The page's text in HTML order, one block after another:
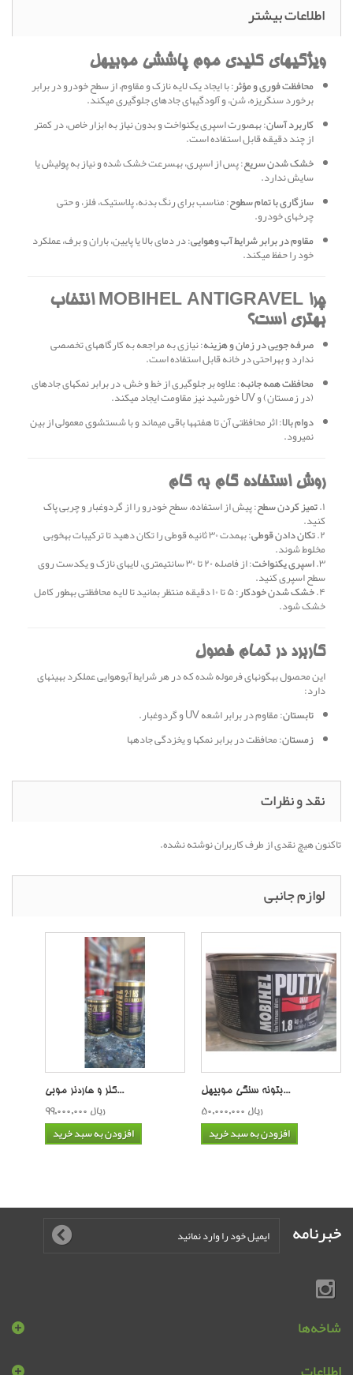
اطلاعات بیشتر
ویژگیهای کلیدی موم پاششی موبیهل
محافظت فوری و مؤثر: با ایجاد یک لایه نازک و مقاوم، از سطح خودرو در برابر
برخورد سنگریزه، شن، و آلودگیهای جادهای جلوگیری میکند.
کاربرد آسان: بهصورت اسپری یکنواخت و بدون نیاز به ابزار خاص، در کمتر
از چند دقیقه قابل استفاده است.
خشک شدن سریع: پس از اسپری، بهسرعت خشک شده و نیاز به پولیش یا
سایش ندارد.
سازگاری با تمام سطوح: مناسب برای رنگ بدنه، پلاستیک، فلز، و حتی
چرخهای خودرو.
مقاوم در برابر شرایط آب وهوایی: در دمای بالا یا پایین، باران و برف، عملکرد
خود را حفظ میکند.
چرا MOBIHEL ANTIGRAVEL انتخاب
بهتری است؟
صرفه جویی در زمان و هزینه: نیازی به مراجعه به کارگاههای تخصصی
ندارد و بهراحتی در خانه قابل استفاده است.
محافظت همه جانبه: علاوه بر جلوگیری از خط و خش، در برابر نمکهای جادهای
(در زمستان) و UV خورشید نیز مقاومت ایجاد میکند.
دوام بالا: اثر محافظتی آن تا هفتهها باقی میماند و با شستشوی معمولی از بین
نمیرود.
روش استفاده گام به گام
۱. تمیز کردن سطح: پیش از استفاده، سطح خودرو را از گردوغبار و چربی پاک
کنید.
۲. تکان دادن قوطی : بهمدت ۳۰ ثانیه قوطی را تکان دهید تا ترکیبات بهخوبی
مخلوط شوند.
۳. اسپری یکنواخت : از فاصله ۲۰ تا ۳۰ سانتیمتری، لایهای نازک و یکدست روی
سطح اسپری کنید.
۴. خشک شدن خودکار : ۵ تا ۱۰ دقیقه منتظر بمانید تا لایه محافظتی بهطور کامل
خشک شود.
کاربرد در تمام فصول
این محصول بهگونهای فرموله شده که در هر شرایط آبوهوایی عملکرد بهینهای
دارد:
تابستان: مقاوم در برابر اشعه UV و گردوغبار.
زمستان: محافظت در برابر نمکها و یخزدگی جادهها
نقد و نظرات
تاکنون هیچ نقدی از طرف کاربران نوشته نشده.
لوازم جانبی
کلر و هاردنر موبی...
99,000,000 ریال
افزودن به سبد خرید
بتونه سنگی موبیهل...
50,000,000 ریال
افزودن به سبد خرید
خبرنامه
شاخه‌ها